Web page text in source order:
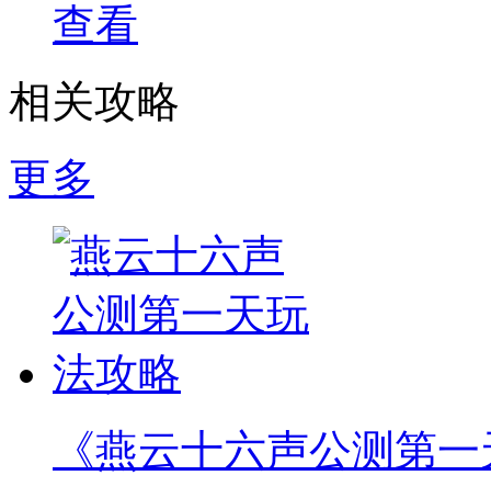
查看
相关攻略
更多
《燕云十六声公测第